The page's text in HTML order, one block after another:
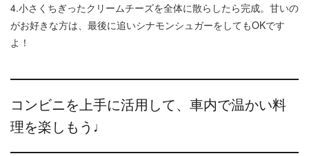
4.小さくちぎったクリームチーズを全体に散らしたら完成。甘いの
がお好きな方は、最後に追いシナモンシュガーをしてもOKです
よ！
コンビニを上手に活用して、車内で温かい料
理を楽しもう♩